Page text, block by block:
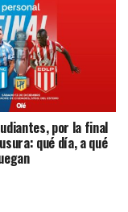
por la final
qué día, a qué